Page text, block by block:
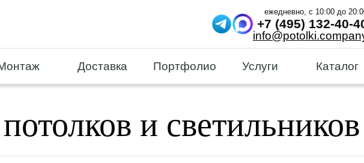
ежедневно, с 10:00 до
+7 (495) 132-40-
Доставка Портфолио Услуги Каталог
и светильников